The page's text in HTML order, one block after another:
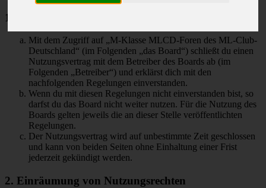
1. Nutzungsvertrag
Mit dem Zugriff auf „M-Klasse MLCD-Foren des ML-Club-
Deutschland“ (im Folgenden „das Board“) schließt du einen
Nutzungsvertrag mit dem Betreiber des Boards ab (im
Folgenden „Betreiber“) und erklärst dich mit den
nachfolgenden Regelungen einverstanden.
Wenn du mit diesen Regelungen nicht einverstanden bist, so
darfst du das Board nicht weiter nutzen. Für die Nutzung des
Boards gelten jeweils die an dieser Stelle veröffentlichten
Regelungen.
Der Nutzungsvertrag wird auf unbestimmte Zeit geschlossen
und kann von beiden Seiten ohne Einhaltung einer Frist
jederzeit gekündigt werden.
2. Einräumung von Nutzungsrechten